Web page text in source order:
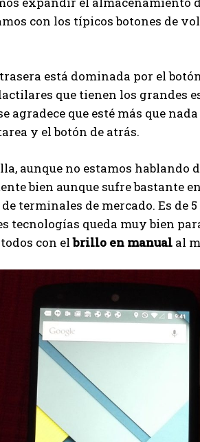
con los típicos botones de
está dominada por el
que tienen los grandes
agradece que esté más que
y el botón de atrás.
aunque no estamos hablando
bien aunque sufre bastante
terminales de mercado. Es de
tecnologías queda muy bien
con elbrillo en manual al